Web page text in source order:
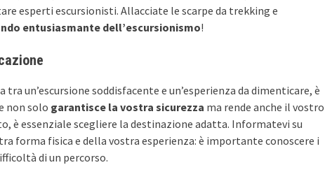
esperti escursionisti. Allacciate le scarpe da trekking e
entusiasmante dell’escursionismo!
tra un’escursione soddisfacente e un’esperienza da dimenticare, è
non solo garantisce la vostra sicurezza ma rende anche il vostro
è essenziale scegliere la destinazione adatta. Informatevi su
forma fisica e della vostra esperienza: è importante conoscere i
di un percorso.